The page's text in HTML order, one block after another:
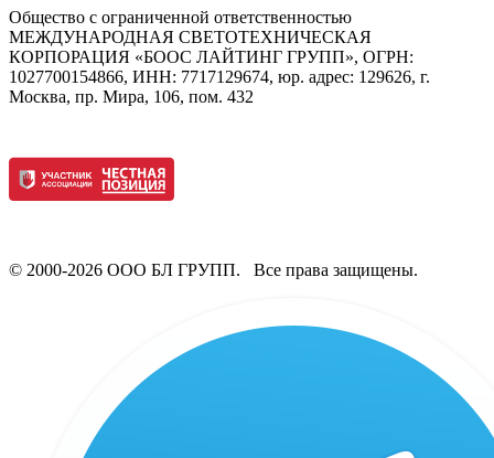
Общество с ограниченной ответственностью
МЕЖДУНАРОДНАЯ СВЕТОТЕХНИЧЕСКАЯ
КОРПОРАЦИЯ «БООС ЛАЙТИНГ ГРУПП», ОГРН:
1027700154866, ИНН: 7717129674, юр. адрес: 129626, г.
Москва, пр. Мира, 106, пом. 432
© 2000-2026 ООО БЛ ГРУПП. Все права защищены.